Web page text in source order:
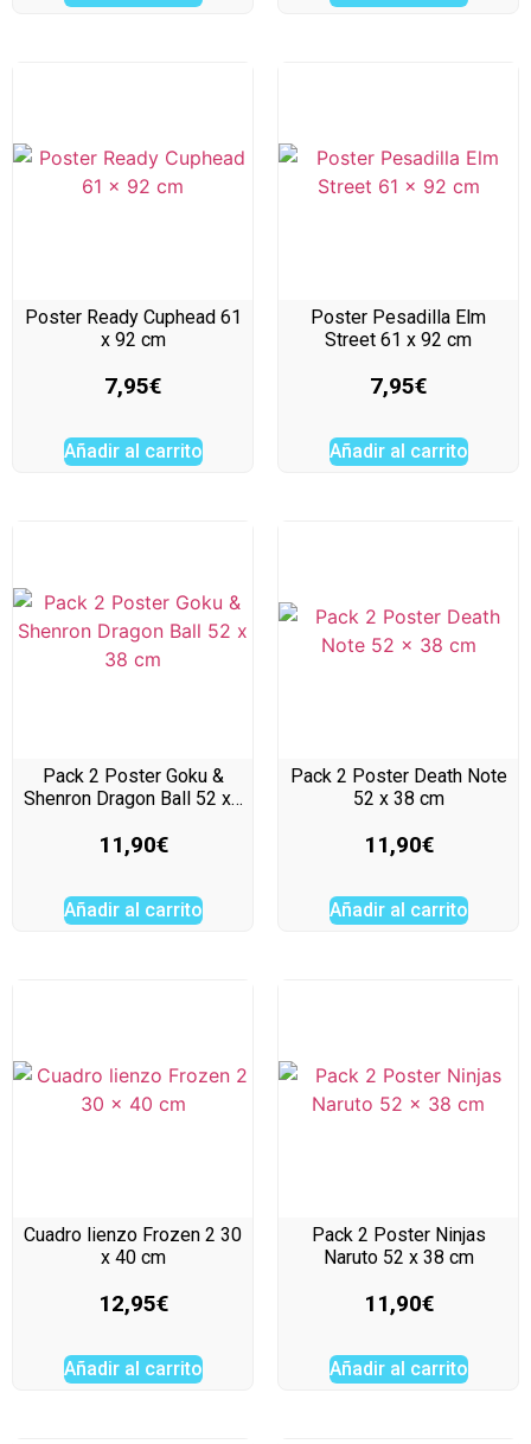
Poster Ready Cuphead 61
x 92 cm
7,95€
Añadir al carrito
Poster Pesadilla Elm
Street 61 x 92 cm
7,95€
Añadir al carrito
Pack 2 Poster Goku &
Shenron Dragon Ball 52 x…
11,90€
Añadir al carrito
Pack 2 Poster Death Note
52 x 38 cm
11,90€
Añadir al carrito
Cuadro lienzo Frozen 2 30
x 40 cm
12,95€
Añadir al carrito
Pack 2 Poster Ninjas
Naruto 52 x 38 cm
11,90€
Añadir al carrito